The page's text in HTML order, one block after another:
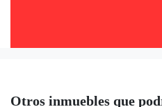
Otros inmuebles que